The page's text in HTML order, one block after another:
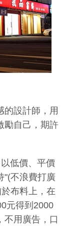
的設計師，用
勵自己，期許
低價、平價
"(不浪費打廣
布料上，在
元得到2000
不用廣告，口